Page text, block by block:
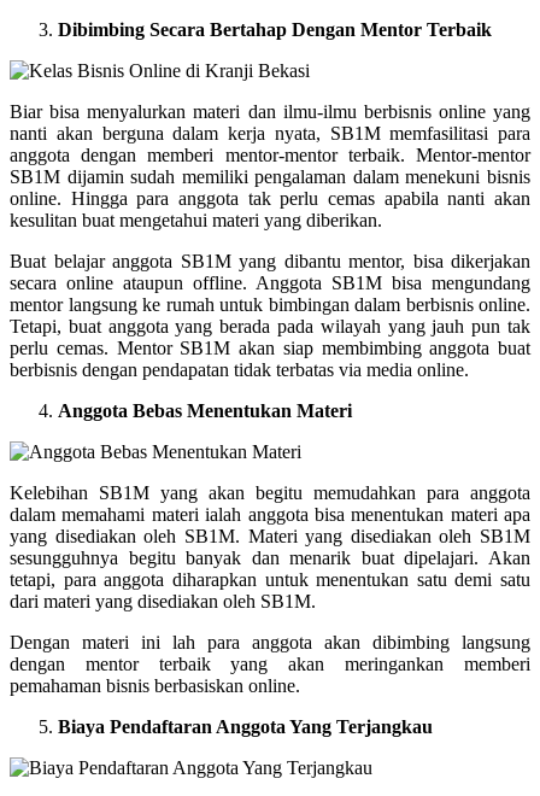
Dibimbing Secara Bertahap Dengan Mentor Terbaik
Biar bisa menyalurkan materi dan ilmu-ilmu berbisnis online yang
nanti akan berguna dalam kerja nyata, SB1M memfasilitasi para
anggota dengan memberi mentor-mentor terbaik. Mentor-mentor
SB1M dijamin sudah memiliki pengalaman dalam menekuni bisnis
online. Hingga para anggota tak perlu cemas apabila nanti akan
kesulitan buat mengetahui materi yang diberikan.
Buat belajar anggota SB1M yang dibantu mentor, bisa dikerjakan
secara online ataupun offline. Anggota SB1M bisa mengundang
mentor langsung ke rumah untuk bimbingan dalam berbisnis online.
Tetapi, buat anggota yang berada pada wilayah yang jauh pun tak
perlu cemas. Mentor SB1M akan siap membimbing anggota buat
berbisnis dengan pendapatan tidak terbatas via media online.
Anggota Bebas Menentukan Materi
Kelebihan SB1M yang akan begitu memudahkan para anggota
dalam memahami materi ialah anggota bisa menentukan materi apa
yang disediakan oleh SB1M. Materi yang disediakan oleh SB1M
sesungguhnya begitu banyak dan menarik buat dipelajari. Akan
tetapi, para anggota diharapkan untuk menentukan satu demi satu
dari materi yang disediakan oleh SB1M.
Dengan materi ini lah para anggota akan dibimbing langsung
dengan mentor terbaik yang akan meringankan memberi
pemahaman bisnis berbasiskan online.
Biaya Pendaftaran Anggota Yang Terjangkau